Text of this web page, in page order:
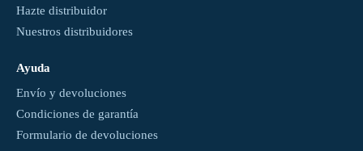
Hazte distribuidor
Nuestros distribuidores
Ayuda
Envío y devoluciones
Condiciones de garantía
Formulario de devoluciones